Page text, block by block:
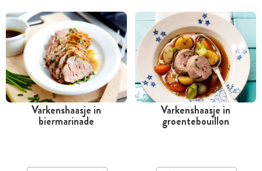
Meer dan 1 uur
Varkenshaasje in
biermarinade
Tussen 30 minuten en 1
Varkenshaasje in
groentebouillon